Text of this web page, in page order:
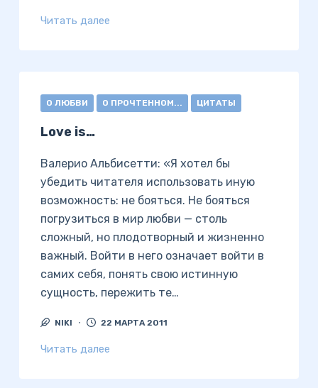
Читать далее
О ЛЮБВИ О ПРОЧТЕННОМ... ЦИТАТЫ
Love is…
Валерио Альбисетти: «Я хотел бы
убедить читателя использовать иную
возможность: не бояться. Не бояться
погрузиться в мир любви — столь
сложный, но плодотворный и жизненно
важный. Войти в него означает войти в
самих себя, понять свою истинную
сущность, пережить те…
NIKI 22 МАРТА 2011
Читать далее